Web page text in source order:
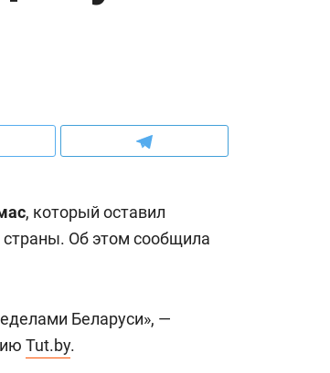
, который оставил
Об этом сообщила
Беларуси», —
Tut.by.
и Face
Рекомендуем